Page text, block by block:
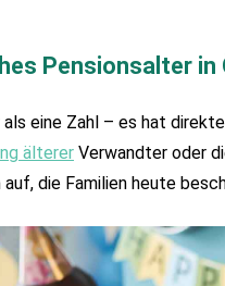
Pensionsalter in
eine Zahl – es hat
älterer Verwandter oder
die Familien heute